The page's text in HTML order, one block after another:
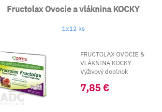
Fructolax Ovocie a vláknina KOCKY
1x12 ks
FRUCTOLAX OVOCIE &
VLÁKNINA KOCKY
Výživový doplnok
Rebarbora, T...
7,85 €